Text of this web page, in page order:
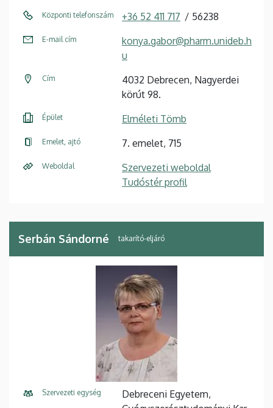
Központi telefonszám +36 52 411 717 56238
E-mail cím
konya.gabor@pharm.unideb.h
u
Cím
4032 Debrecen, Nagyerdei
körút 98.
Épület Elméleti Tömb
Emelet, ajtó 7. emelet, 715
Weboldal
Szervezeti weboldal
Tudóstér profil
Serbán Sándorné takarító-eljáró
Szervezeti egység
Debreceni Egyetem,